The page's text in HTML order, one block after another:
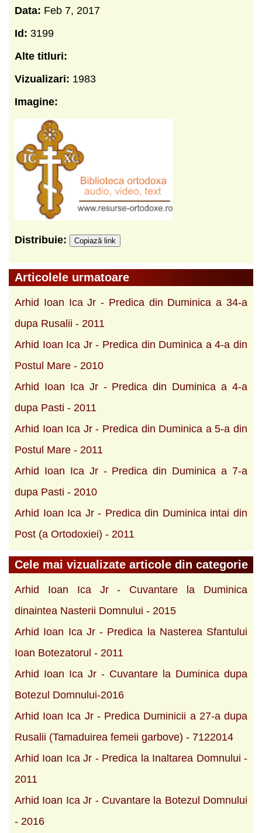
Data: Feb 7, 2017
Id: 3199
Alte titluri:
Vizualizari: 1983
Imagine:
Distribuie: Copiază link
Articolele urmatoare
Arhid Ioan Ica Jr - Predica din Duminica a 34-a
dupa Rusalii - 2011
Arhid Ioan Ica Jr - Predica din Duminica a 4-a din
Postul Mare - 2010
Arhid Ioan Ica Jr - Predica din Duminica a 4-a
dupa Pasti - 2011
Arhid Ioan Ica Jr - Predica din Duminica a 5-a din
Postul Mare - 2011
Arhid Ioan Ica Jr - Predica din Duminica a 7-a
dupa Pasti - 2010
Arhid Ioan Ica Jr - Predica din Duminica intai din
Post (a Ortodoxiei) - 2011
Cele mai vizualizate articole din categorie
Arhid Ioan Ica Jr - Cuvantare la Duminica
dinaintea Nasterii Domnului - 2015
Arhid Ioan Ica Jr - Predica la Nasterea Sfantului
Ioan Botezatorul - 2011
Arhid Ioan Ica Jr - Cuvantare la Duminica dupa
Botezul Domnului-2016
Arhid Ioan Ica Jr - Predica Duminicii a 27-a dupa
Rusalii (Tamaduirea femeii garbove) - 7122014
Arhid Ioan Ica Jr - Predica la Inaltarea Domnului -
2011
Arhid Ioan Ica Jr - Cuvantare la Botezul Domnului
- 2016